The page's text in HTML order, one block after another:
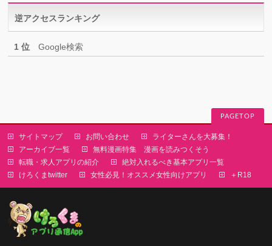
リ
ー逆アクセスランキング
1 位 Google検索
PAGETOP
サイトマップ お問い合わせ
ライターさんを大募集！
アーカイブ一覧
無料漫画特集 漫画を読みつくそう
転職・求人アプリの紹介
絶対入れるべき基本アプリ一覧
けろくまtwitter
女性必見！オススメ女性向けアプリ ＋R18